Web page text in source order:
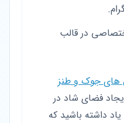
در قالب
های جوک و طنز
فضای شاد در
داشته باشید که